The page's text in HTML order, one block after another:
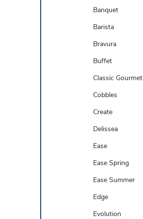
Banquet
Barista
Bravura
Buffet
Classic Gourmet
Cobbles
Create
Delissea
Ease
Ease Spring
Ease Summer
Edge
Evolution